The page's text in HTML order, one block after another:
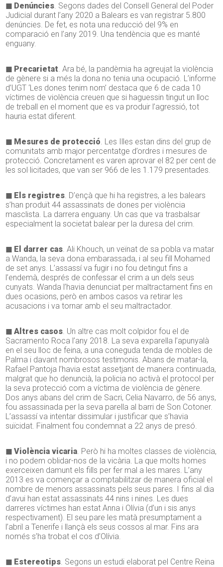
◼ Denúncies. Segons dades del Consell General del Poder
Judicial durant l’any 2020 a Balears es van registrar 5.800
denúncies. De fet, es nota una reducció del 9% en
comparació en l’any 2019. Una tendència que es manté
enguany.
◼ Precarietat. Ara bé, la pandèmia ha agreujat la violència
de gènere si a més la dona no tenia una ocupació. L’informe
d’UGT ‘Les dones tenim nom’ destaca que 6 de cada 10
víctimes de violència creuen que si haguessin tingut un lloc
de treball en el moment que es va produir l’agressió, tot
hauria estat diferent.
◼ Mesures de protecció. Les Illes estan dins del grup de
comunitats amb major percentatge d’ordres i mesures de
protecció. Concretament es varen aprovar el 82 per cent de
les sol·licitades, que van ser 966 de les 1.179 presentades.
◼ Els registres. D’ençà que hi ha registres, a les balears
s’han produït 44 assassinats de dones per violència
masclista. La darrera enguany. Un cas que va trasbalsar
especialment la societat balear per la duresa del crim.
◼ El darrer cas. Ali Khouch, un veïnat de sa pobla va matar
a Wanda, la seva dona embarassada, i al seu fill Mohamed
de set anys. L’assassí va fugir i no fou detingut fins a
l’endemà, després de confessar el crim a un dels seus
cunyats. Wanda l’havia denunciat per maltractament fins en
dues ocasions, però en ambos casos va retirar les
acusacions i va tornar amb el seu maltractador.
◼ Altres casos. Un altre cas molt colpidor fou el de
Sacramento Roca l’any 2018. La seva exparella l’apunyalà
en el seu lloc de feina, a una coneguda tenda de mobles de
Palma i davant nombrosos testimonis. Abans de matar-la,
Rafael Pantoja l’havia estat assetjant de manera continuada,
malgrat que ho denuncià, la policia no activà el protocol per
la seva protecció com a víctima de violència de gènere.
Dos anys abans del crim de Sacri, Celia Navarro, de 56 anys,
fou assassinada per la seva parella al barri de Son Cotoner.
L’assassí va intentar dissimular i justificar que s’havia
suïcidat. Finalment fou condemnat a 22 anys de presó.
◼ Violència vicaria. Però hi ha moltes classes de violència,
i no podem oblidar-nos de la vicària. La que molts homes
exerceixen damunt els fills per fer mal a les mares. L’any
2013 es va començar a comptabilitzar de manera oficial el
nombre de menors assassinats pels seus pares. I fins al dia
d’avui han estat assassinats 44 nins i nines. Les dues
darreres víctimes han estat Anna i Olívia (d’un i sis anys
respectivament). El seu pare les matà presumptament a
l’abril a Tenerife i llançà els seus cossos al mar. Fins ara
només s’ha trobat el cos d’Olívia.
◼ Estereotips. Segons un estudi elaborat pel Centre Reina